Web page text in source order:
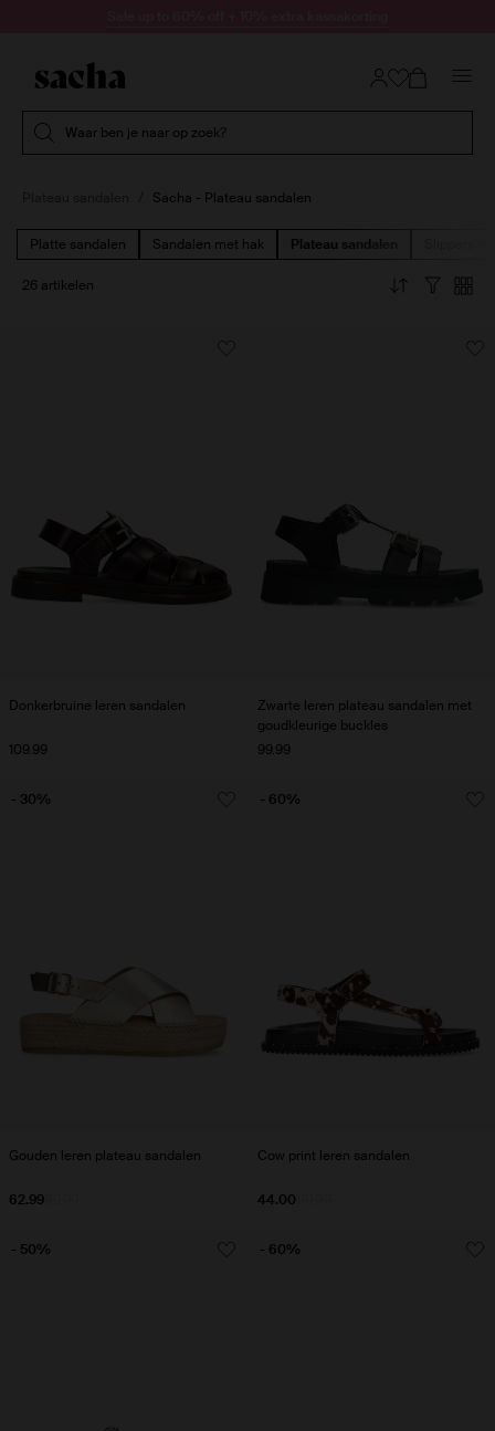
Waar ben je naar op zoek?
Sacha - Plateau sandalen
Platte sandalen Sandalen met hak Plateau sandalen
26 artikelen
Donkerbruine leren sandalen
109.99
Zwarte leren plateau sandalen met
goudkleurige buckles
99.99
Gouden leren plateau sandalen
62.99
- 30%
Cow print leren sandalen
44.00
- 60%
- 50% - 60%